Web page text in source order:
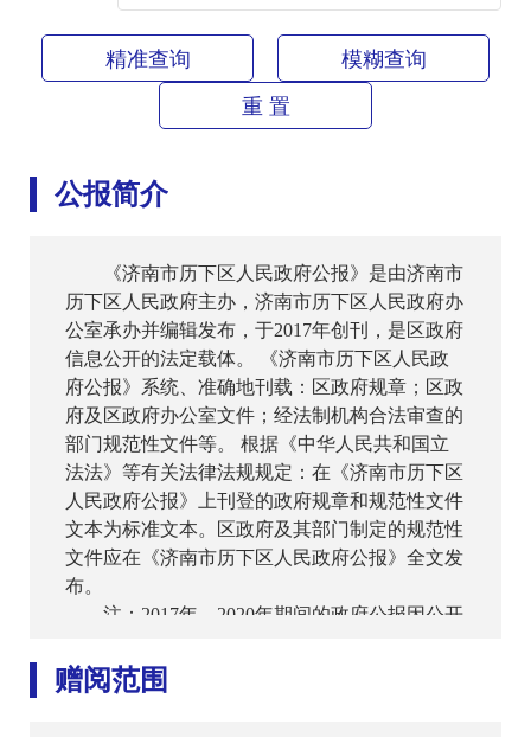
精准查询
模糊查询
重 置
公报简介
《济南市历下区人民政府公报》是由济南市
历下区人民政府主办，济南市历下区人民政府办
公室承办并编辑发布，于2017年创刊，是区政府
信息公开的法定载体。 《济南市历下区人民政
府公报》系统、准确地刊载：区政府规章；区政
府及区政府办公室文件；经法制机构合法审查的
部门规范性文件等。 根据《中华人民共和国立
法法》等有关法律法规规定：在《济南市历下区
人民政府公报》上刊登的政府规章和规范性文件
文本为标准文本。区政府及其部门制定的规范性
文件应在《济南市历下区人民政府公报》全文发
布。
注：2017年—2020年期间的政府公报因公开
要求，故未按季度进行公开，特此说明。
赠阅范围